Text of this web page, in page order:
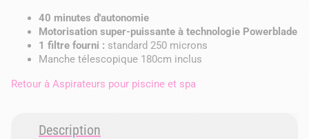
40 minutes d'autonomie
Motorisation super-puissante à technologie Powerblade
1 filtre fourni : standard 250 microns
Manche télescopique 180cm inclus
Retour à Aspirateurs pour piscine et spa
Description